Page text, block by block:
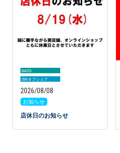
BASS
SWオフショア
2026/08/08
お知らせ
店休日のお知らせ